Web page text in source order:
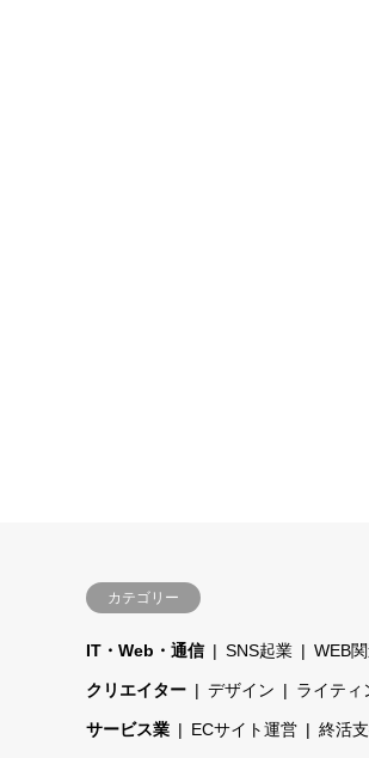
カテゴリー
IT・Web・通信 SNS起業 WEB
クリエイター デザイン ライティ
サービス業 ECサイト運営 終活